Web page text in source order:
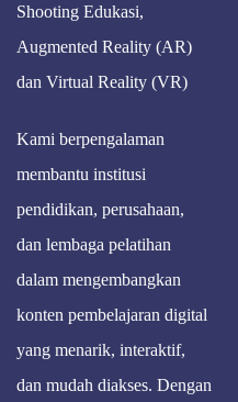
Shooting Edukasi,
Augmented Reality (AR)
dan Virtual Reality (VR)
Kami berpengalaman
membantu institusi
pendidikan, perusahaan,
dan lembaga pelatihan
dalam mengembangkan
konten pembelajaran digital
yang menarik, interaktif,
dan mudah diakses. Dengan